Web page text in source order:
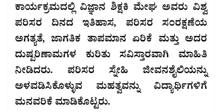
ಕಾರ್ಯಕ್ರಮದಲ್ಲಿ ವಿಜ್ಞಾನ ಶಿಕ್ಷಕಿ ಮೇಘ ಅವರು ವಿಶ್ವ
ಪರಿಸರ ದಿನದ ಇತಿಹಾಸ, ಪರಿಸರ ಸಂರಕ್ಷಣೆಯ
ಅಗತ್ಯತೆ, ಜಾಗತಿಕ ತಾಪಮಾನ ಏರಿಕೆ ಮತ್ತು ಅದರ
ದುಷ್ಪರಿಣಾಮಗಳ ಕುರಿತು ಸವಿಸ್ತಾರವಾಗಿ ಮಾಹಿತಿ
ನೀಡಿದರು. ಪರಿಸರ ಸ್ನೇಹಿ ಜೀವನಶೈಲಿಯನ್ನು
ಅಳವಡಿಸಿಕೊಳ್ಳುವ ಮಹತ್ವವನ್ನು ವಿದ್ಯಾರ್ಥಿಗಳಿಗೆ
ಮನವರಿಕೆ ಮಾಡಿಕೊಟ್ಟರು.